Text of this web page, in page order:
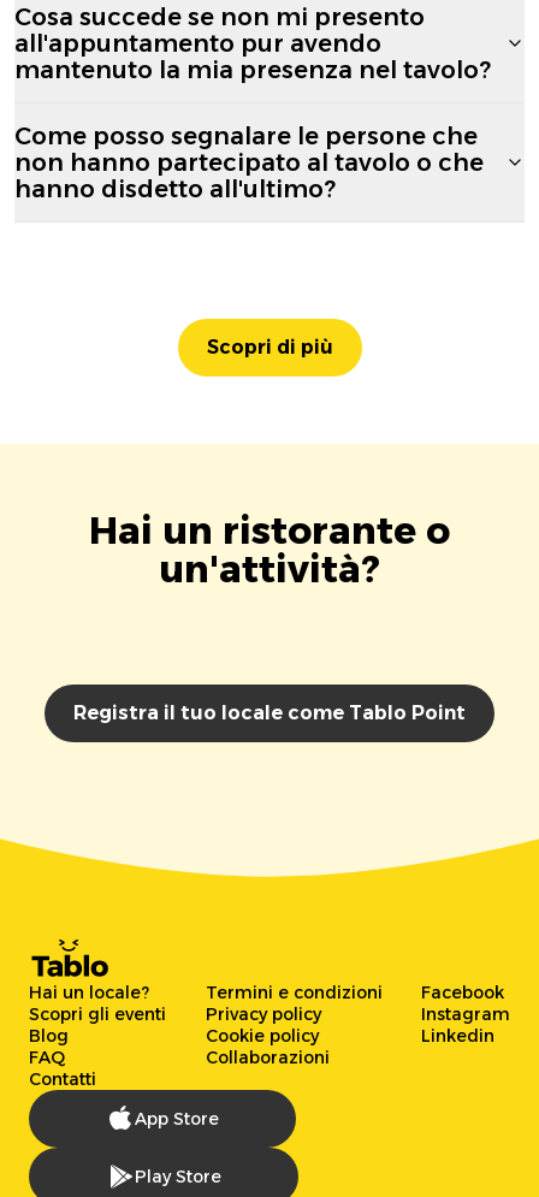
Cosa succede se non mi presento
all'appuntamento pur avendo
mantenuto la mia presenza nel tavolo?
Come posso segnalare le persone che
non hanno partecipato al tavolo o che
hanno disdetto all'ultimo?
Scopri di più
Hai un ristorante o
un'attività?
Registra il tuo locale come Tablo Point
Hai un locale?
Scopri gli eventi
Blog
FAQ
Contatti
Termini e condizioni
Privacy policy
Cookie policy
Collaborazioni
Facebook
Instagram
Linkedin
App Store
Play Store